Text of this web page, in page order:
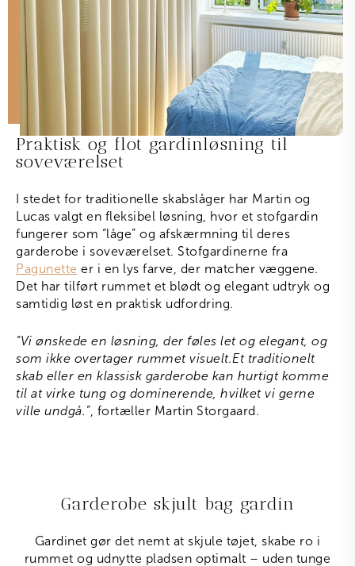
Praktisk og flot gardinløsning til
soveværelset
I stedet for traditionelle skabslåger har Martin og
Lucas valgt en fleksibel løsning, hvor et stofgardin
fungerer som “låge” og afskærmning til deres
garderobe i soveværelset. Stofgardinerne fra
Pagunette er i en lys farve, der matcher væggene.
Det har tilført rummet et blødt og elegant udtryk og
samtidig løst en praktisk udfordring.
“Vi ønskede en løsning, der føles let og elegant, og
som ikke overtager rummet visuelt.Et traditionelt
skab eller en klassisk garderobe kan hurtigt komme
til at virke tung og dominerende, hvilket vi gerne
ville undgå.”, fortæller Martin Storgaard.
Garderobe skjult bag gardin
Gardinet gør det nemt at skjule tøjet, skabe ro i
rummet og udnytte pladsen optimalt – uden tunge